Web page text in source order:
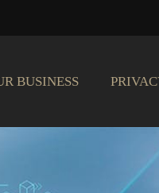
BUSINESS